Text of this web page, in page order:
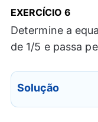
EXERCÍCIO 6
Determine a
de 1/5 e passa
Solução